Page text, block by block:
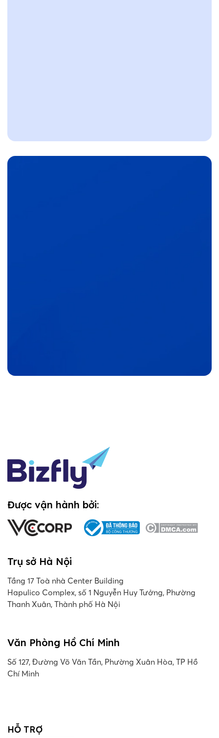
Được vận hành bởi:
Trụ sở Hà Nội
Tầng 17 Toà nhà Center Building
Hapulico Complex, số 1 Nguyễn Huy Tưởng, Phường
Thanh Xuân, Thành phố Hà Nội
Văn Phòng Hồ Chí Minh
Số 127, Đường Võ Văn Tần, Phường Xuân Hòa, TP Hồ
Chí Minh
HỖ TRỢ